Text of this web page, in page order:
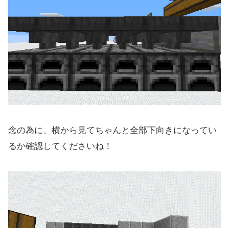
念の為に、横から見てちゃんと全部下向きになってい
るか確認してくださいね！